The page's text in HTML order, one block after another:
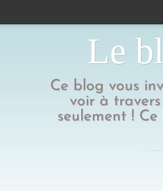
Le
Ce blog vous
voir à
seulement !